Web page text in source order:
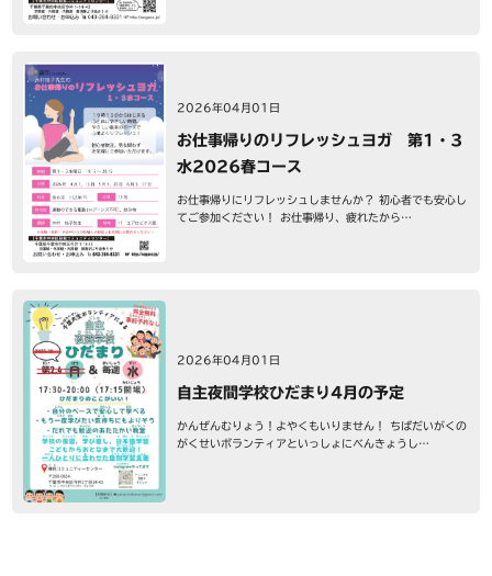
2026年04月01日
お仕事帰りのリフレッシュヨガ 第1・3
水2026春コース
お仕事帰りにリフレッシュしませんか？ 初心者でも安心し
てご参加ください！ お仕事帰り、疲れたから…
2026年04月01日
自主夜間学校ひだまり4月の予定
かんぜんむりょう！よやくもいりません！ ちばだいがくの
がくせいボランティアといっしょにべんきょうし…